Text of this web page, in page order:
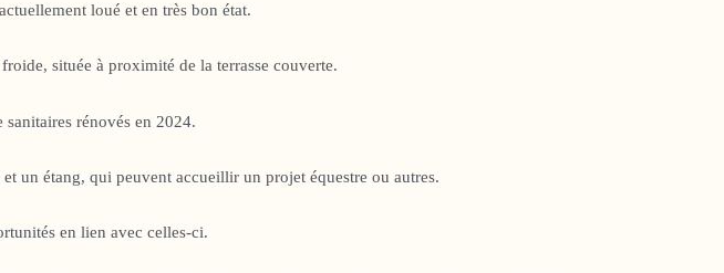
loué et en très bon état.
située à proximité de la terrasse couverte.
rénovés en 2024.
un étang, qui peuvent accueillir un projet équestre ou autres.
en lien avec celles-ci.